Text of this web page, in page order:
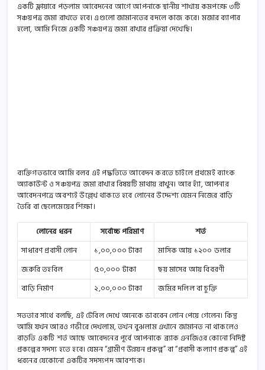
একটি ফ্লায়ারে পড়লাম আবেদনের আগে আপনাকে স্থানীয় শাখায় কমপক্ষে ৩টি
সঞ্চয়পত্র জমা রাখতে হবে। এগুলো জামানতের বদলে কাজ করে। মজার ব্যাপার
হলো, আমি নিজে একটি সঞ্চয়পত্র জমা রাখার প্রক্রিয়া দেখেছি।
ব্যক্তিগতভাবে আমি বলব এই পদ্ধতিতে আবেদন করতে চাইলে প্রথমেই ব্যাংক
অ্যাকাউন্ট ও সঞ্চয়পত্র জমা রাখার বিষয়টি মাথায় রাখুন। আর হ্যাঁ, আপনার
আবেদনপত্রে অবশ্যই উল্লেখ থাকতে হবে লোনের উদ্দেশ্য যেমন নিজের বাড়ি
তৈরি বা ছেলেমেয়ের শিক্ষা।
লোনের ধরন সর্বোচ্চ পরিমাণ
শর্ত
সাধারণ প্রবাসী লোন
১,০০,০০০ টাকা
মাসিক আয় ১২০০ ডলার
জরুরি তহবিল
৫০,০০০ টাকা
ছয় মাসের আয় বিবরণী
বাড়ি নির্মাণ
২,০০,০০০ টাকা জমির দলিল বা চুক্তি
সততার সাথে বলছি, এই টেবিল দেখে অনেকে ভাববেন লোন পেয়ে গেলেন। কিন্তু
আমি যখন আরও গভীরে দেখলাম, তখন বুঝলাম এখানে জামানত না থাকলেও
বাড়তি একটি শর্ত আছে আবেদনের পূর্বে আপনাকে ব্র্যাক এনজিওর কোনো নির্দিষ্ট
প্রকল্পের সদস্য হতে হবে। যেমন “গ্রামীণ উন্নয়ন প্রকল্প” বা “প্রবাসী কল্যাণ প্রকল্প” এই
ধরনের যেকোনো একটির সদস্যপদ আবশ্যক।